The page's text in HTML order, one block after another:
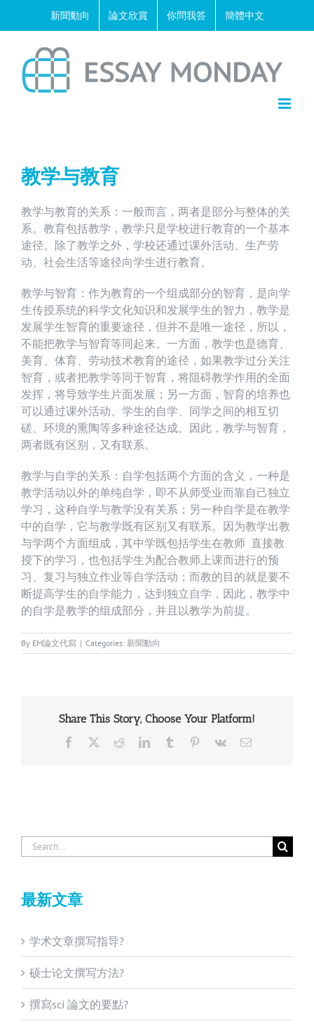
新聞動向 論文欣賞 你問我答 簡體中文
教学与教育
教学与教育的关系：一般而言，两者是部分与整体的关
系。教育包括教学，教学只是学校进行教育的一个基本
途径。除了教学之外，学校还通过课外活动、生产劳
动、社会生活等途径向学生进行教育。
教学与智育：作为教育的一个组成部分的智育，是向学
生传授系统的科学文化知识和发展学生的智力，教学是
发展学生智育的重要途径，但并不是唯一途径，所以，
不能把教学与智育等同起来。一方面，教学也是德育、
美育、体育、劳动技术教育的途径，如果教学过分关注
智育，或者把教学等同于智育，将阻碍教学作用的全面
发挥，将导致学生片面发展；另一方面，智育的培养也
可以通过课外活动、学生的自学、同学之间的相互切
磋、环境的熏陶等多种途径达成。因此，教学与智育，
两者既有区别，又有联系。
教学与自学的关系：自学包括两个方面的含义，一种是
教学活动以外的单纯自学，即不从师受业而靠自己独立
学习，这种自学与教学没有关系；另一种自学是在教学
中的自学，它与教学既有区别又有联系。因为教学出教
与学两个方面组成，其中学既包括学生在教师 直接教
授下的学习，也包括学生为配合教师上课而进行的预
习、复习与独立作业等自学活动；而教的目的就是要不
断提高学生的自学能力，达到独立自学，因此，教学中
的自学是教学的组成部分，并且以教学为前提。
By EM論文代寫 | Categories: 新聞動向
Share This Story, Choose Your Platform!
Facebook RedditLinkedInTumblr Pinterest
Vk Email
Search
for:
最新文章
学术文章撰写指导?
硕士论文撰写方法?
撰寫sci 論文的要點?